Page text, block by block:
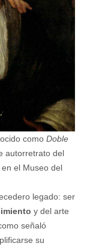
comoDoble
autorretrato del
el Museo del
legado: ser
y del arte
señaló
su